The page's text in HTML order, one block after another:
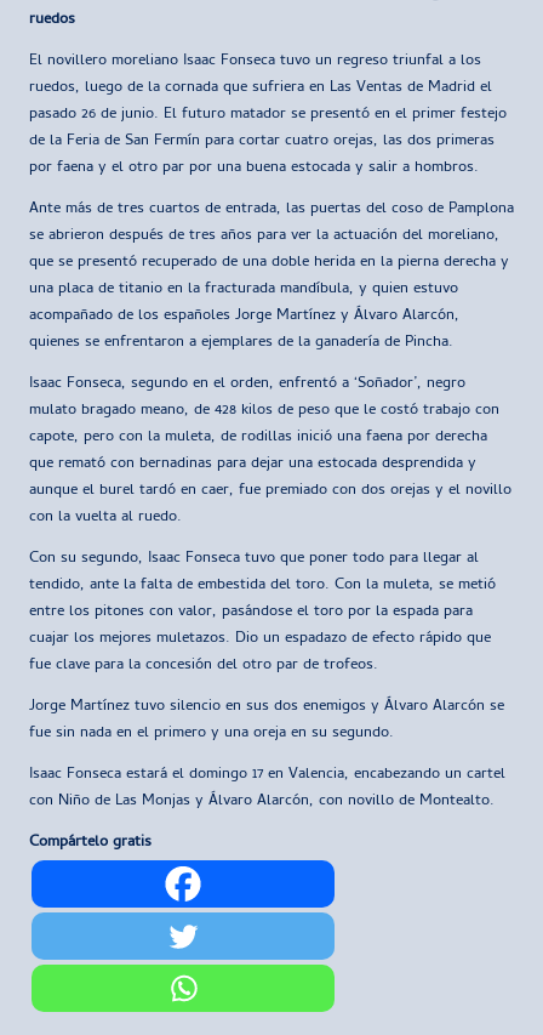
ruedos
El novillero moreliano Isaac Fonseca tuvo un regreso triunfal a los
ruedos, luego de la cornada que sufriera en Las Ventas de Madrid el
pasado 26 de junio. El futuro matador se presentó en el primer festejo
de la Feria de San Fermín para cortar cuatro orejas, las dos primeras
por faena y el otro par por una buena estocada y salir a hombros.
Ante más de tres cuartos de entrada, las puertas del coso de Pamplona
se abrieron después de tres años para ver la actuación del moreliano,
que se presentó recuperado de una doble herida en la pierna derecha y
una placa de titanio en la fracturada mandíbula, y quien estuvo
acompañado de los españoles Jorge Martínez y Álvaro Alarcón,
quienes se enfrentaron a ejemplares de la ganadería de Pincha.
Isaac Fonseca, segundo en el orden, enfrentó a ‘Soñador’, negro
mulato bragado meano, de 428 kilos de peso que le costó trabajo con
capote, pero con la muleta, de rodillas inició una faena por derecha
que remató con bernadinas para dejar una estocada desprendida y
aunque el burel tardó en caer, fue premiado con dos orejas y el novillo
con la vuelta al ruedo.
Con su segundo, Isaac Fonseca tuvo que poner todo para llegar al
tendido, ante la falta de embestida del toro. Con la muleta, se metió
entre los pitones con valor, pasándose el toro por la espada para
cuajar los mejores muletazos. Dio un espadazo de efecto rápido que
fue clave para la concesión del otro par de trofeos.
Jorge Martínez tuvo silencio en sus dos enemigos y Álvaro Alarcón se
fue sin nada en el primero y una oreja en su segundo.
Isaac Fonseca estará el domingo 17 en Valencia, encabezando un cartel
con Niño de Las Monjas y Álvaro Alarcón, con novillo de Montealto.
Compártelo gratis